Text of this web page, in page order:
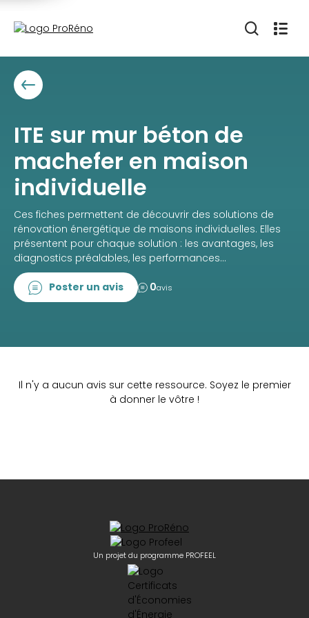
ITE sur mur béton de
machefer en maison
individuelle
Ces fiches permettent de découvrir des solutions de
rénovation énergétique de maisons individuelles. Elles
présentent pour chaque solution : les avantages, les
diagnostics préalables, les performances...
Poster un avis 0avis
Il n'y a aucun avis sur cette ressource. Soyez le premier
à donner le vôtre !
Un projet du programme PROFEEL